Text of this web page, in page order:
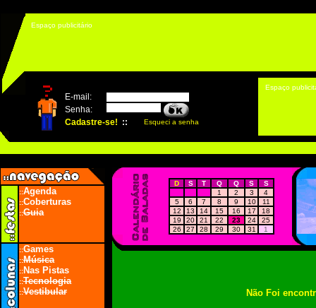
Espaço publicitário
Espaço
::Agenda
::Coberturas
::Guia
::Games
::Música
::Nas Pistas
::Tecnologia
::Vestibular Não Foi
D S T Q Q S
S
1
2 3
4
5
6 7 8 9 10
11
12
13 14 15 16 17
18
19
20 21 22 23 24
25
26
27 28 29 30 31 1